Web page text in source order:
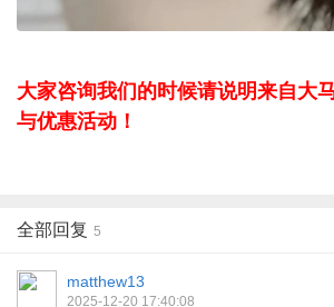
大家咨询我们的时候请说明来自大
与优惠活动！
全部回复 5
matthew13
2025-12-20 17:40:08